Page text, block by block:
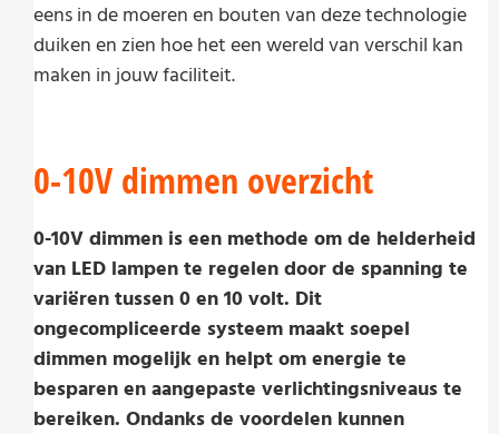
eens in de moeren en bouten van deze technologie
duiken en zien hoe het een wereld van verschil kan
maken in jouw faciliteit.
0-10V dimmen overzicht
0-10V dimmen is een methode om de helderheid
van LED lampen te regelen door de spanning te
variëren tussen 0 en 10 volt. Dit
ongecompliceerde systeem maakt soepel
dimmen mogelijk en helpt om energie te
besparen en aangepaste verlichtingsniveaus te
bereiken. Ondanks de voordelen kunnen